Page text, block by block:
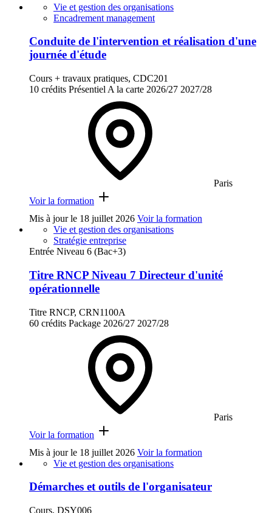
Vie et gestion des organisations
Encadrement management
Conduite de l'intervention et réalisation d'une
journée d'étude
Cours + travaux pratiques, CDC201
10 crédits Présentiel A la carte 2026/27 2027/28
Paris
Voir la formation
Mis à jour le 18 juillet 2026 Voir la formation
Vie et gestion des organisations
Stratégie entreprise
Entrée Niveau 6 (Bac+3)
Titre RNCP Niveau 7 Directeur d'unité
opérationnelle
Titre RNCP, CRN1100A
60 crédits Package 2026/27 2027/28
Paris
Voir la formation
Mis à jour le 18 juillet 2026 Voir la formation
Vie et gestion des organisations
Démarches et outils de l'organisateur
Cours, DSY006